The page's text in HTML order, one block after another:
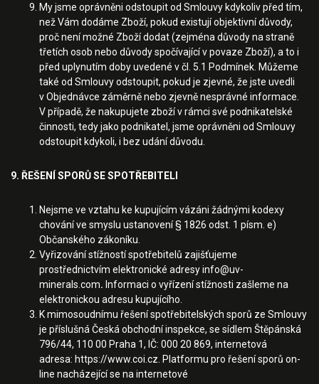
My jsme oprávněni odstoupit od Smlouvy kdykoliv před tím,
než Vám dodáme Zboží, pokud existují objektivní důvody,
proč není možné Zboží dodat (zejména důvody na straně
třetích osob nebo důvody spočívající v povaze Zboží), a to i
před uplynutím doby uvedené v čl. 5.1 Podmínek. Můžeme
také od Smlouvy odstoupit, pokud je zjevné, že jste uvedli
v Objednávce záměrně nebo zjevně nesprávné informace.
V případě, že nakupujete zboží v rámci své podnikatelské
činnosti, tedy jako podnikatel, jsme oprávněni od Smlouvy
odstoupit kdykoli, i bez udání důvodu.
9. ŘEŠENÍ SPORŮ SE SPOTŘEBITELI
Nejsme ve vztahu ke kupujícím vázáni žádnými kodexy
chování ve smyslu ustanovení § 1826 odst. 1 písm. e)
Občanského zákoníku.
Vyřizování stížností spotřebitelů zajišťujeme
prostřednictvím elektronické adresyinfo@uv-
minerals.com. Informaci o vyřízení stížnosti zašleme na
elektronickou adresu kupujícího.
K mimosoudnímu řešení spotřebitelských sporů ze Smlouvy
je příslušná Česká obchodní inspekce, se sídlem Štěpánská
796/44, 110 00 Praha 1, IČ: 000 20 869, internetová
adresa: https://www.coi.cz . Platformu pro řešení sporů on-
line nacházející se na internetové